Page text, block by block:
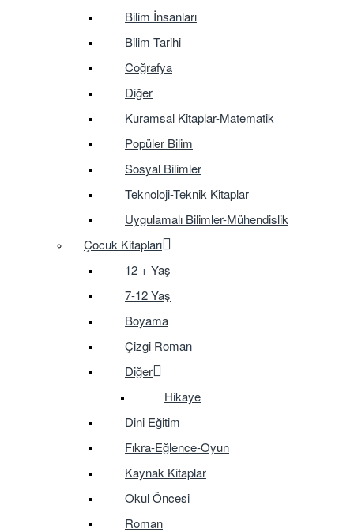
Bilim İnsanları
Bilim Tarihi
Coğrafya
Diğer
Kuramsal Kitaplar-Matematik
Popüler Bilim
Sosyal Bilimler
Teknoloji-Teknik Kitaplar
Uygulamalı Bilimler-Mühendislik
Çocuk Kitapları
12 + Yaş
7-12 Yaş
Boyama
Çizgi Roman
Diğer
Hikaye
Dini Eğitim
Fıkra-Eğlence-Oyun
Kaynak Kitaplar
Okul Öncesi
Roman